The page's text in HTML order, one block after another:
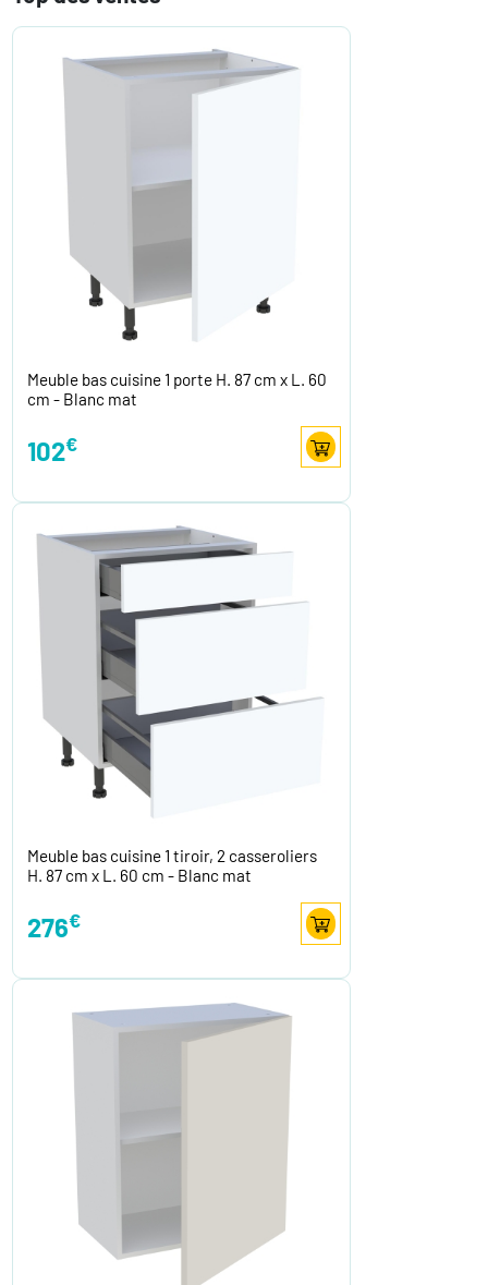
Meuble bas cuisine 1 porte H. 87 cm x L. 60
cm - Blanc mat
102€
Meuble bas cuisine 1 tiroir, 2 casseroliers
H. 87 cm x L. 60 cm - Blanc mat
276€